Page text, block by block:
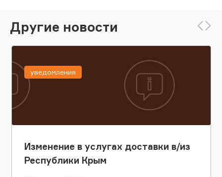
Другие новости
Изменение в услугах доставки в/из
Республики Крым
уведомления